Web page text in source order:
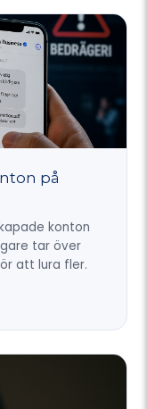
på
konton
tar över
att lura fler.